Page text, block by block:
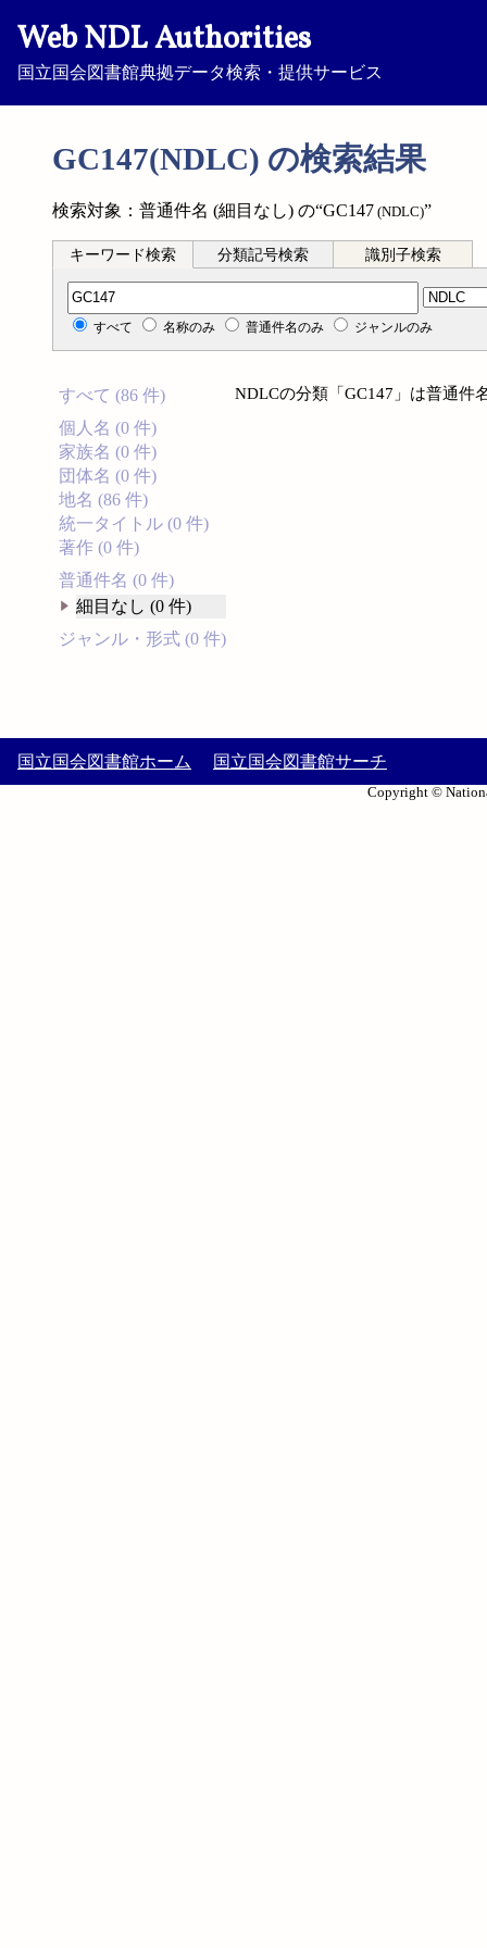
Web NDL Authorities
国立国会図書館典拠データ検索・提供サービス
GC147(NDLC) の検索結果
検索対象：普通件名 (細目なし) の“GC147 (NDLC)”
キーワード検索 分類記号検索 識別子検索
分類記号検索
すべて 名称のみ 普通件名のみ ジャンルのみ
すべて (86 件)
個人名 (0 件)
家族名 (0 件)
団体名 (0 件)
地名 (86 件)
統一タイトル (0 件)
著作 (0 件)
普通件名 (0 件)
細目なし (0 件)
ジャンル・形式 (0 件)
NDLCの分類「GC147」は普通件
国立国会図書館ホーム 国立国会図書館サーチ
Copyright ©